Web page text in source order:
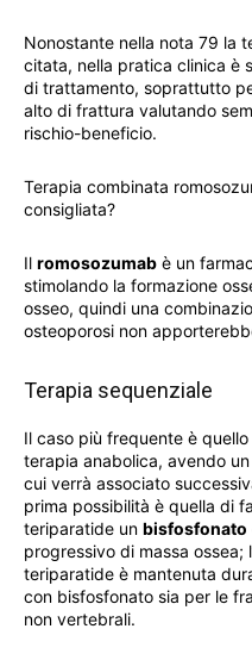
Nonostante nella nota 79 la
citata, nella pratica clinica è
di trattamento, soprattutto
alto di frattura valutando
rischio-beneficio.
Terapia combinata
consigliata?
Il romosozumab è un
stimolando la formazione
osseo, quindi una
osteoporosi non
Terapia sequenziale
Il caso più frequente è
terapia anabolica, avendo
cui verrà associato
prima possibilità è quella di
teriparatide un bisfosfonato
progressivo di massa
teriparatide è mantenuta
con bisfosfonato sia per le
non vertebrali.